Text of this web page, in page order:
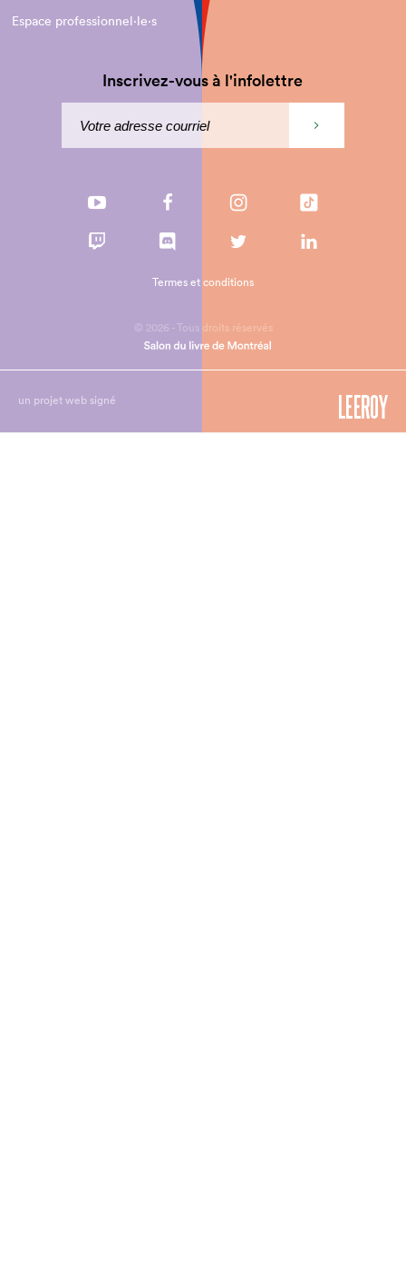
Espace professionnel·le⋅s
Inscrivez-vous à l'infolettre
© 2026 - Tous droits réservés
Termes et conditions
un projet web signé